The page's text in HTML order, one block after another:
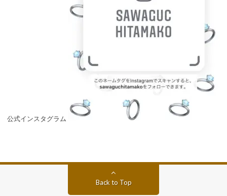
公式インスタグラム
Back to Top